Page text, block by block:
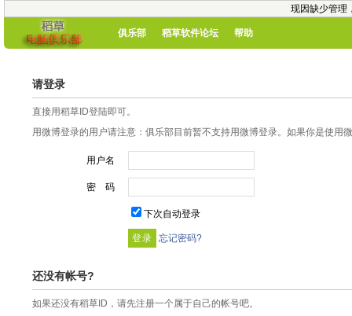
现因缺少管理
俱乐部 稻草软件论坛 帮助
请登录
直接用稻草ID登陆即可。
用微博登录的用户请注意：俱乐部目前暂不支持用微博登录。如果你是使用
用户名
密 码
下次自动登录
忘记密码?
还没有帐号?
如果还没有稻草ID，请先注册一个属于自己的帐号吧。